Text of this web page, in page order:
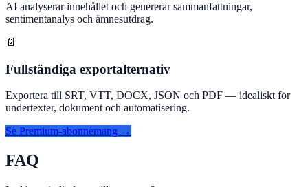
AI analyserar innehållet och genererar sammanfattningar,
sentimentanalys och ämnesutdrag.
📄
Fullständiga exportalternativ
Exportera till SRT, VTT, DOCX, JSON och PDF — idealiskt för
undertexter, dokument och automatisering.
Se Premium-abonnemang →
FAQ